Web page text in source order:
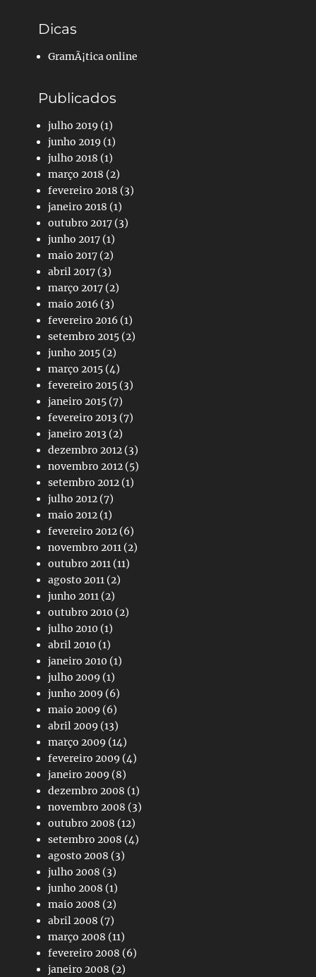
Dicas
GramÃ¡tica online
Publicados
julho 2019 (1)
junho 2019 (1)
julho 2018 (1)
março 2018 (2)
fevereiro 2018 (3)
janeiro 2018 (1)
outubro 2017 (3)
junho 2017 (1)
maio 2017 (2)
abril 2017 (3)
março 2017 (2)
maio 2016 (3)
fevereiro 2016 (1)
setembro 2015 (2)
junho 2015 (2)
março 2015 (4)
fevereiro 2015 (3)
janeiro 2015 (7)
fevereiro 2013 (7)
janeiro 2013 (2)
dezembro 2012 (3)
novembro 2012 (5)
setembro 2012 (1)
julho 2012 (7)
maio 2012 (1)
fevereiro 2012 (6)
novembro 2011 (2)
outubro 2011 (11)
agosto 2011 (2)
junho 2011 (2)
outubro 2010 (2)
julho 2010 (1)
abril 2010 (1)
janeiro 2010 (1)
julho 2009 (1)
junho 2009 (6)
maio 2009 (6)
abril 2009 (13)
março 2009 (14)
fevereiro 2009 (4)
janeiro 2009 (8)
dezembro 2008 (1)
novembro 2008 (3)
outubro 2008 (12)
setembro 2008 (4)
agosto 2008 (3)
julho 2008 (3)
junho 2008 (1)
maio 2008 (2)
abril 2008 (7)
março 2008 (11)
fevereiro 2008 (6)
janeiro 2008 (2)